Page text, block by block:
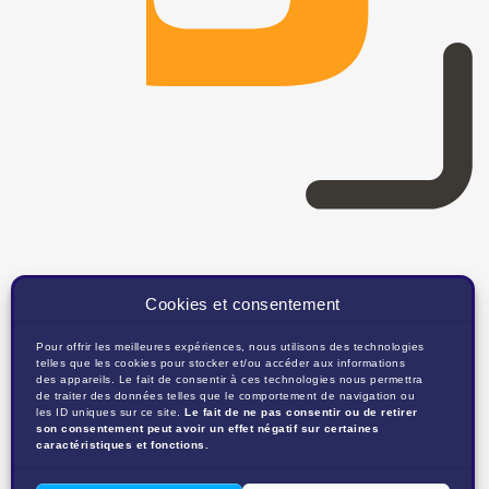
Cookies et consentement
Pour offrir les meilleures expériences, nous utilisons des technologies
telles que les cookies pour stocker et/ou accéder aux informations
des appareils. Le fait de consentir à ces technologies nous permettra
de traiter des données telles que le comportement de navigation ou
les ID uniques sur ce site. Le fait de ne pas consentir ou de retirer
son consentement peut avoir un effet négatif sur certaines
caractéristiques et fonctions.